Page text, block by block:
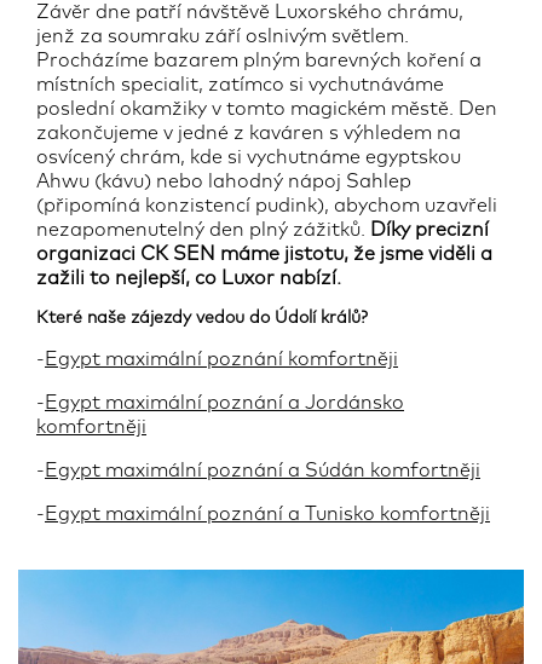
Závěr dne patří návštěvě Luxorského chrámu,
jenž za soumraku září oslnivým světlem.
Procházíme bazarem plným barevných koření a
místních specialit, zatímco si vychutnáváme
poslední okamžiky v tomto magickém městě. Den
zakončujeme v jedné z kaváren s výhledem na
osvícený chrám, kde si vychutnáme egyptskou
Ahwu (kávu) nebo lahodný nápoj Sahlep
(připomíná konzistencí pudink), abychom uzavřeli
nezapomenutelný den plný zážitků.
Díky precizní
organizaci CK SEN máme jistotu, že jsme viděli a
zažili to nejlepší, co Luxor nabízí.
Které naše zájezdy vedou do Údolí králů?
-Egypt maximální poznání komfortněji
-Egypt maximální poznání a Jordánsko
komfortněji
-Egypt maximální poznání a Súdán komfortněji
-Egypt maximální poznání a Tunisko komfortněji